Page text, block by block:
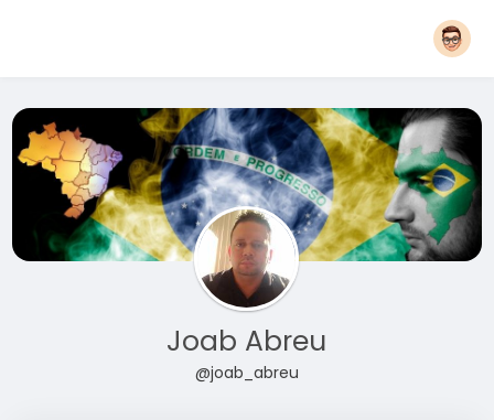
Joab Abreu
@joab_abreu